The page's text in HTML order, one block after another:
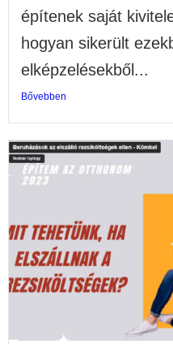
építenek saját
hogyan sikerült
elképzelésekből...
Bővebben